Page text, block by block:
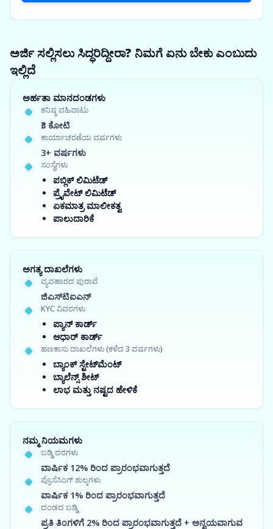
ಅರ್ಜಿ ಸಲ್ಲಿಸಲು ಸಿದ್ಧರಿದ್ದೀರಾ? ನಿಮಗೆ ಏನು ಬೇಕು ಎಂಬುದು
ಇಲ್ಲಿದೆ
ಅರ್ಹತಾ ಮಾನದಂಡಗಳು
ಕನಿಷ್ಠ ವಹಿವಾಟು
₹3 ಕೋಟಿ
ಕಾರ್ಯಾಚರಣೆಯ ವರ್ಷಗಳು
3+ ವರ್ಷಗಳು
ಸಂಸ್ಥೆಗಳು
ಪಬ್ಲಿಕ್ ಲಿಮಿಟೆಡ್
ಪ್ರೈವೇಟ್ ಲಿಮಿಟೆಡ್
ಏಕಮಾತ್ರ ಮಾಲೀಕತ್ವ
ಪಾಲುದಾರಿಕೆ
ಅಗತ್ಯ ದಾಖಲೆಗಳು
ವ್ಯವಹಾರದ ಪುರಾವೆ
ಜಿಎಸ್‍ಟಿಐಎನ್
KYC ವಿವರಗಳು
ಪ್ಯಾನ್ ಕಾರ್ಡ್
ಆಧಾರ್ ಕಾರ್ಡ್
ಹಣಕಾಸು ದಾಖಲೆಗಳು (ಕಳೆದ 3 ವರ್ಷಗಳು)
ಬ್ಯಾಂಕ್ ಸ್ಟೇಟ್‌ಮೆಂಟ್
ಬ್ಯಾಲೆನ್ಸ್ ಶೀಟ್
ಲಾಭ ಮತ್ತು ನಷ್ಟದ ಹೇಳಿಕೆ
ನಮ್ಮ ನಿಯಮಗಳು
ಬಡ್ಡಿ ದರಗಳು
ವಾರ್ಷಿಕ 12% ರಿಂದ ಪ್ರಾರಂಭವಾಗುತ್ತದೆ
ಪ್ರೊಸೆಸಿಂಗ್ ಶುಲ್ಕಗಳು
ವಾರ್ಷಿಕ 1% ರಿಂದ ಪ್ರಾರಂಭವಾಗುತ್ತದೆ
ದಂಡದ ಬಡ್ಡಿ
ಪ್ರತಿ ತಿಂಗಳಿಗೆ 2% ರಿಂದ ಪ್ರಾರಂಭವಾಗುತ್ತದೆ + ಅನ್ವಯವಾಗುವ